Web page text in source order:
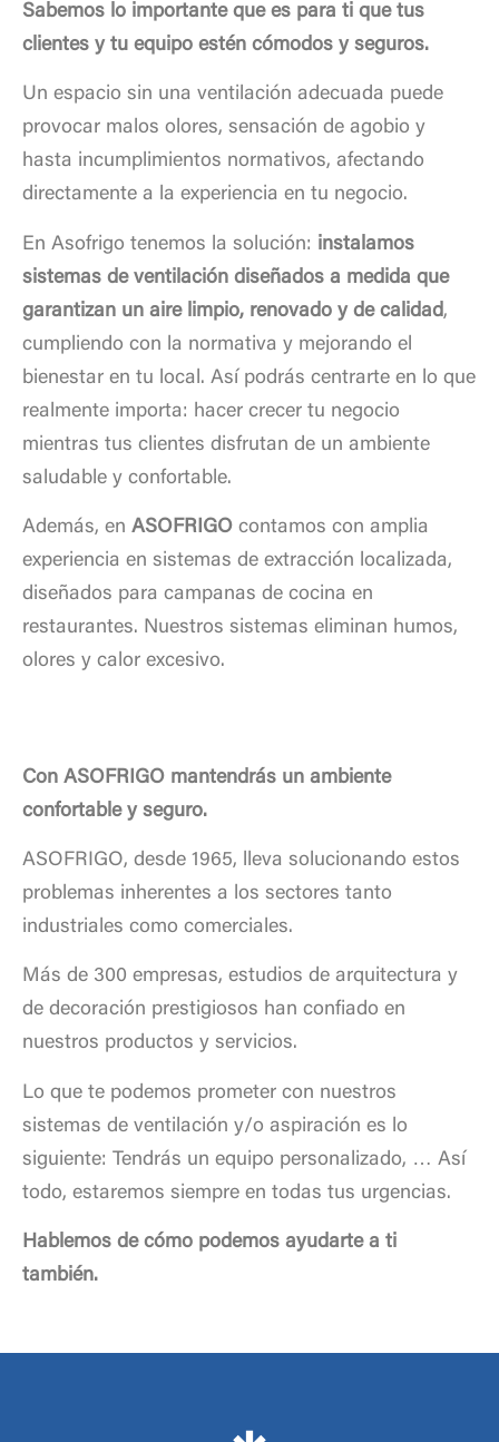
Sabemos lo importante que es para ti que tus
clientes y tu equipo estén cómodos y seguros.
Un espacio sin una ventilación adecuada puede
provocar malos olores, sensación de agobio y
hasta incumplimientos normativos, afectando
directamente a la experiencia en tu negocio.
En Asofrigo tenemos la solución: instalamos
sistemas de ventilación diseñados a medida que
garantizan un aire limpio, renovado y de calidad,
cumpliendo con la normativa y mejorando el
bienestar en tu local. Así podrás centrarte en lo que
realmente importa: hacer crecer tu negocio
mientras tus clientes disfrutan de un ambiente
saludable y confortable.
Además, en ASOFRIGO contamos con amplia
experiencia en sistemas de extracción localizada,
diseñados para campanas de cocina en
restaurantes. Nuestros sistemas eliminan humos,
olores y calor excesivo.
Con ASOFRIGO mantendrás un ambiente
confortable y seguro.
ASOFRIGO, desde 1965, lleva solucionando estos
problemas inherentes a los sectores tanto
industriales como comerciales.
Más de 300 empresas, estudios de arquitectura y
de decoración prestigiosos han confiado en
nuestros productos y servicios.
Lo que te podemos prometer con nuestros
sistemas de ventilación y/o aspiración es lo
siguiente: Tendrás un equipo personalizado, … Así
todo, estaremos siempre en todas tus urgencias.
Hablemos de cómo podemos ayudarte a ti
también.